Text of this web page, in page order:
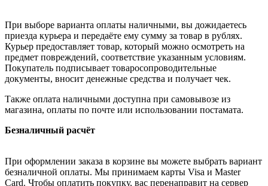
При выборе варианта оплаты наличными, вы дожидаетесь
приезда курьера и передаёте ему сумму за товар в рублях.
Курьер предоставляет товар, который можно осмотреть на
предмет повреждений, соответствие указанным условиям.
Покупатель подписывает товаросопроводительные
документы, вносит денежные средства и получает чек.
Также оплата наличными доступна при самовывозе из
магазина, оплаты по почте или использовании постамата.
Безналичный расчёт
При оформлении заказа в корзине вы можете выбрать вариант
безналичной оплаты. Мы принимаем карты Visa и Master
Card. Чтобы оплатить покупку, вас перенаправит на сервер